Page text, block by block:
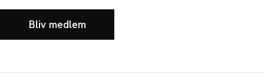
Bliv medlem